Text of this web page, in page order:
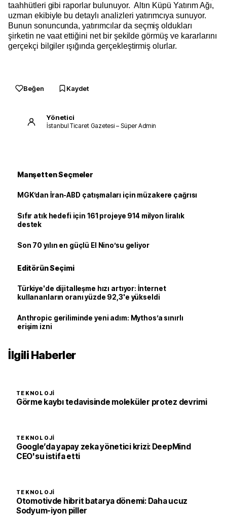
taahhütleri gibi raporlar bulunuyor. Altın Küpü Yatırım Ağı,
uzman ekibiyle bu detaylı analizleri yatırımcıya sunuyor.
Bunun sonuncunda, yatırımcılar da seçmiş oldukları
şirketin ne vaat ettiğini net bir şekilde görmüş ve kararlarını
gerçekçi bilgiler ışığında gerçekleştirmiş olurlar.
Beğen Kaydet
Yönetici
İstanbul Ticaret Gazetesi – Süper Admin
Manşetten Seçmeler
MGK’dan İran-ABD çatışmaları için müzakere çağrısı
Sıfır atık hedefi için 161 projeye 914 milyon liralık
destek
Son 70 yılın en güçlü El Nino’su geliyor
Editörün Seçimi
Türkiye'de dijitalleşme hızı artıyor: İnternet
kullananların oranı yüzde 92,3'e yükseldi
Anthropic geriliminde yeni adım: Mythos’a sınırlı
erişim izni
İlgili Haberler
TEKNOLOJI
Görme kaybı tedavisinde moleküler protez devrimi
TEKNOLOJI
Google’da yapay zeka yönetici krizi: DeepMind
CEO'su istifa etti
TEKNOLOJI
Otomotivde hibrit batarya dönemi: Daha ucuz
Sodyum-iyon piller